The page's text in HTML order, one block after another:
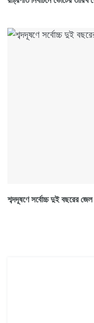
শব্দদূষণে সর্বোচ্চ দুই বছরের জেল